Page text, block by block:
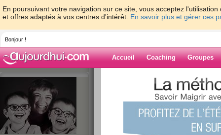
En poursuivant votre navigation sur ce site, vous acceptez
et offres adaptés à vos centres d'intérêt. En savoir plus et gérer ces
Bonjour !
Accueil Coaching Groupes
> > Jour 11 et
Blog de tikki54